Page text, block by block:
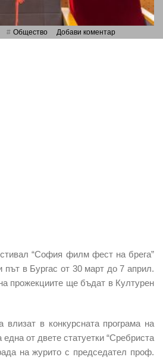
Общество Добави коментар
“София филм фест на брега”
път в Бургас от 30 март до 7 април.
прожекциите ще бъдат в Културен
в конкурсната програма на
от двете статуетки “Сребриста
на журито с председател проф.